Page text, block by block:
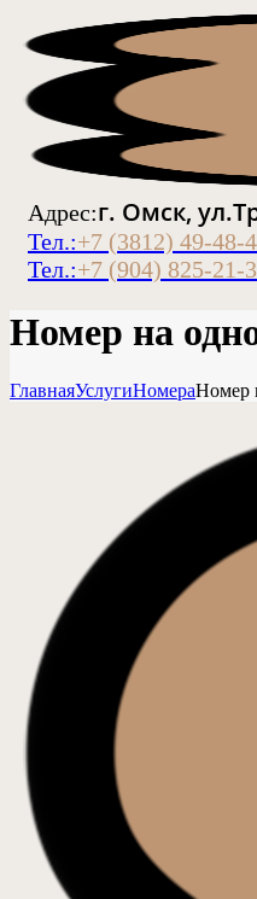
Адрес:г. Омск,
Тел.:+7 (3812) 49-48-
Тел.:+7 (904) 825-21-
Номер на
ГлавнаяУслугиНомераНомер